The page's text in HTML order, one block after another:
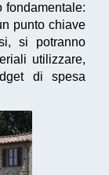
fondamentale:
punto chiave
si potranno
utilizzare,
di spesa